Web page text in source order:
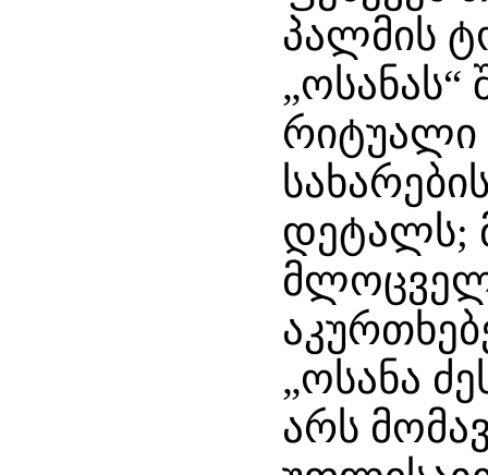
პალმის
„ოსანას“
რიტუალი
დეტალს;
„ოსანა
არს